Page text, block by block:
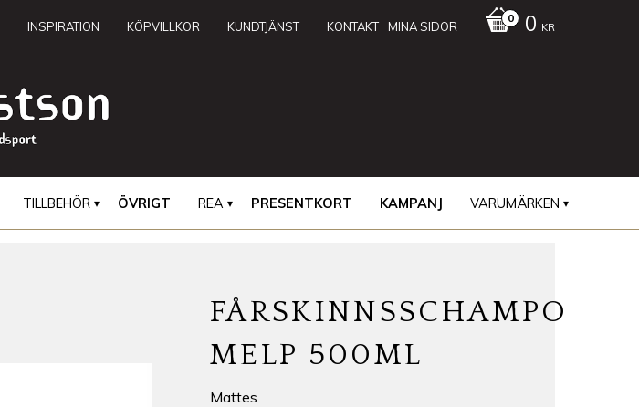
MINA SIDOR
KONTAKT
KUNDTJÄNST
KÖPVILLKOR
INSPIRATION 0 KR
TILLBEHÖR ÖVRIGT REA PRESENTKORT KAMPANJ VARUMÄRKEN
FÅRSKINNSSCHAMPO
MELP 500ML
Mattes